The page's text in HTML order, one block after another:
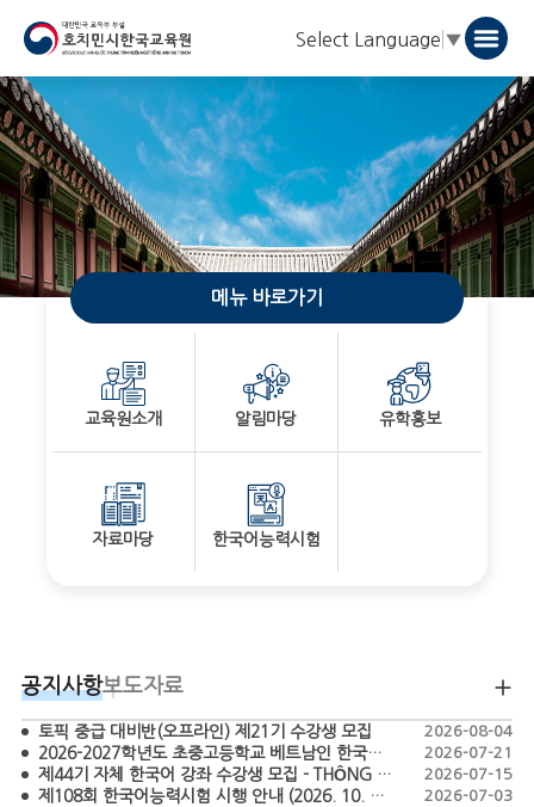
Select Language ▼
메뉴 바로가기
교육원소개 알림마당 유학홍보
자료마당 한국어능력시험
공지사항보도자료
토픽 중급 대비반(오프라인) 제21기 수강생 모집 2026-08-04
2026-2027학년도 초중고등학교 베트남인 한국어 교원 모집 공고 - TUYỂN DỤNG GIÁO VIÊN TIẾNG HÀN BẬC TIỂU HỌC, THCS, THPT NĂM HỌC 2026-2027 2026-07-21
제44기 자체 한국어 강좌 수강생 모집 - THÔNG BÁO CHIÊU SINH HỌC VIÊN LỚP TIẾNG HÀN KHÓA 44 2026-07-15
제108회 한국어능력시험 시행 안내 (2026. 10. 18.) 2026-07-03